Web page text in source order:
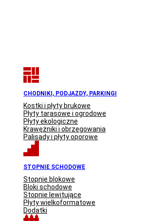
CHODNIKI, PODJAZDY, PARKINGI
Kostki i płyty brukowe
Płyty tarasowe i ogrodowe
Płyty ekologiczne
Krawężniki i obrzegowania
Palisady i płyty oporowe
STOPNIE SCHODOWE
Stopnie blokowe
Bloki schodowe
Stopnie lewitujące
Płyty wielkoformatowe
Dodatki